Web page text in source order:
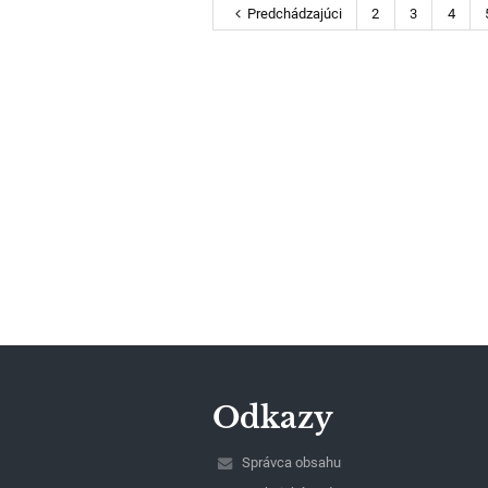
Predchádzajúci 2 3 4
Odkazy
Správca obsahu